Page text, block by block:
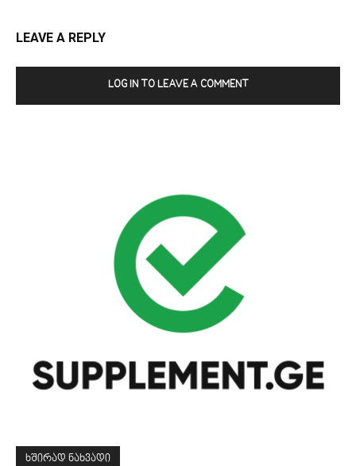
LEAVE A REPLY
LOG IN TO LEAVE A COMMENT
ᲮᲨᲘᲠᲐᲓ ᲜᲐᲮᲕᲐᲓᲘ